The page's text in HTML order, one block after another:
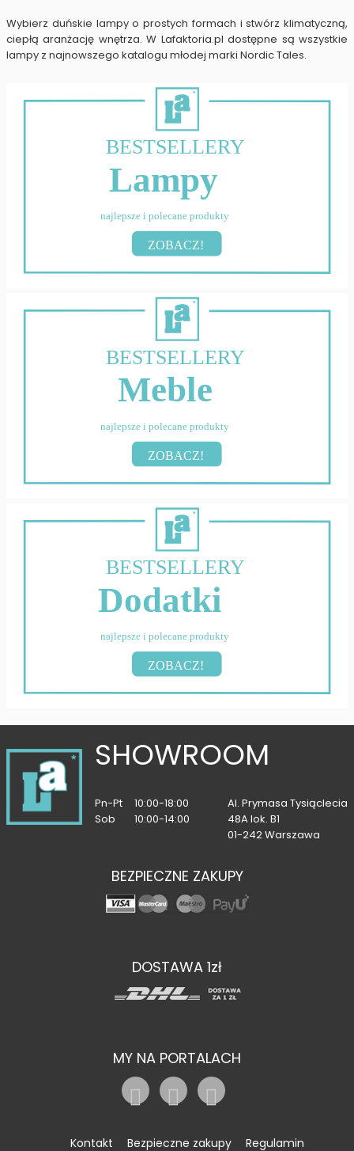
Wybierz duńskie lampy o prostych formach i stwórz klimatyczną,
ciepłą aranżację wnętrza. W Lafaktoria.pl dostępne są wszystkie
lampy z najnowszego katalogu młodej marki NordicTales.
BESTSELLERY
Lampy
najlepsze i polecane produkty
ZOBACZ!
BESTSELLERY
Meble
najlepsze i polecane produkty
ZOBACZ!
BESTSELLERY
Dodatki
najlepsze i polecane produkty
ZOBACZ!
SHOWROOM
Pn-Pt
10:00-18:00
Sob
10:00-14:00
Al. Prymasa Tysiąclecia
48A lok. B1
01-242 Warszawa
BEZPIECZNE ZAKUPY
DOSTAWA 1zł
MY NA PORTALACH
Kontakt Bezpieczne zakupy Regulamin